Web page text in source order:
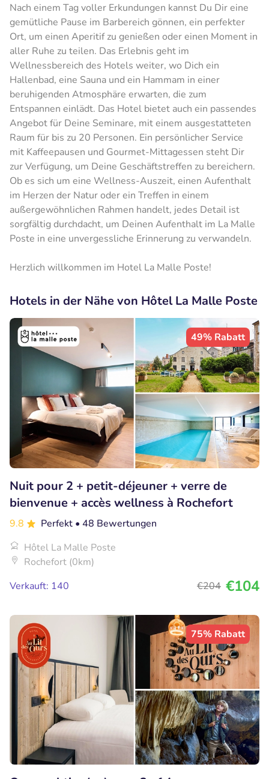
Nach einem Tag voller Erkundungen kannst Du Dir eine
gemütliche Pause im Barbereich gönnen, ein perfekter
Ort, um einen Aperitif zu genießen oder einen Moment in
aller Ruhe zu teilen. Das Erlebnis geht im
Wellnessbereich des Hotels weiter, wo Dich ein
Hallenbad, eine Sauna und ein Hammam in einer
beruhigenden Atmosphäre erwarten, die zum
Entspannen einlädt. Das Hotel bietet auch ein passendes
Angebot für Deine Seminare, mit einem ausgestatteten
Raum für bis zu 20 Personen. Ein persönlicher Service
mit Kaffeepausen und Gourmet-Mittagessen steht Dir
zur Verfügung, um Deine Geschäftstreffen zu bereichern.
Ob es sich um eine Wellness-Auszeit, einen Aufenthalt
im Herzen der Natur oder ein Treffen in einem
außergewöhnlichen Rahmen handelt, jedes Detail ist
sorgfältig durchdacht, um Deinen Aufenthalt im La Malle
Poste in eine unvergessliche Erinnerung zu verwandeln.
Herzlich willkommen im Hotel La Malle Poste!
Hotels in der Nähe von Hôtel La Malle Poste
49% Rabatt
Nuit pour 2 + petit-déjeuner + verre de
bienvenue + accès wellness à Rochefort
9.8 Perfekt • 48 Bewertungen
Hôtel La Malle Poste
Rochefort (0km)
Verkauft: 140
€204 €104
75% Rabatt